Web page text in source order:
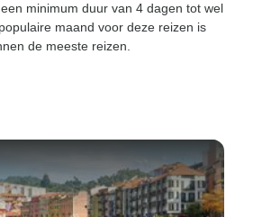
minimum duur van 4 dagen tot wel
maand voor deze reizen is
de meeste reizen.